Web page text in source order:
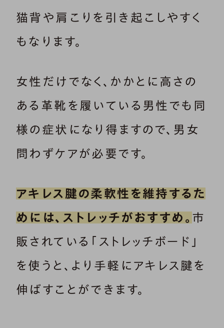
猫背や肩こりを引き起こしやすく
もなります。
女性だけでなく、かかとに高さの
ある革靴を履いている男性でも同
様の症状になり得ますので、男女
問わずケアが必要です。
アキレス腱の柔軟性を維持するた
めには、ストレッチがおすすめ。 市
販されている「ストレッチボード」
を使うと、より手軽にアキレス腱を
伸ばすことができます。